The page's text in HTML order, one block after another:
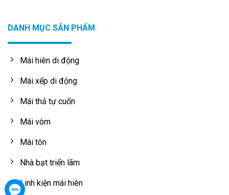
DANH MỤC SẢN PHẨM
Mái hiên di động
Mái xếp di động
Mái thả tự cuốn
Mái vòm
Mái tôn
Nhà bạt triển lãm
Linh kiện mái hiên